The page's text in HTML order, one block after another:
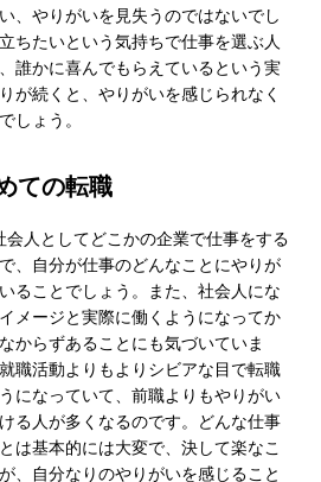
、やりがいを見失うのではないでし
ちたいという気持ちで仕事を選ぶ人
誰かに喜んでもらえているという実
が続くと、やりがいを感じられなく
しょう。
ての転職
会人としてどこかの企業で仕事をする
、自分が仕事のどんなことにやりが
ることでしょう。また、社会人にな
メージと実際に働くようになってか
からずあることにも気づいていま
職活動よりもよりシビアな目で転職
になっていて、前職よりもやりがい
る人が多くなるのです。どんな仕事
は基本的には大変で、決して楽なこ
、自分なりのやりがいを感じること